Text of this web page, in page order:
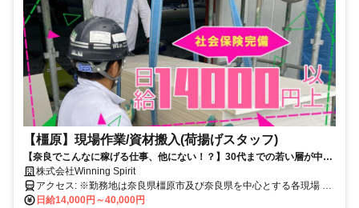
【橿原】現場作業/資材搬入(荷揚げスタッフ)
【奈良でこんなに稼げる仕事、他にない！？】30代までの若い層が中心
に活躍中♪未経験スタートでも月収40万円はかたい！実際に事例多数◎
直行直帰OK！建築資材を運ぶお仕事♪
株式会社Winning Spirit
アクセス: ※勤務地は奈良県橿原市及び奈良県を中心とする各現場 ※
現場は大阪・兵庫・京都にもあり、社用車で乗り合わせて向かうこと
日給14,000円～40,000円